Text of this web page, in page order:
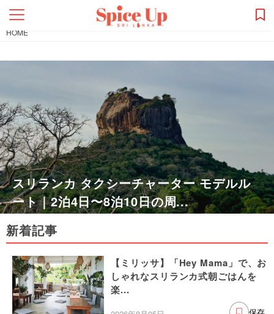
HOME
スリランカ タクシーチャーター モデルル
ート｜2泊4日〜8泊10日の周...
新着記事
【ミリッサ】「Hey Mama」で、お
しゃれなスリランカ式朝ごはんを
楽...